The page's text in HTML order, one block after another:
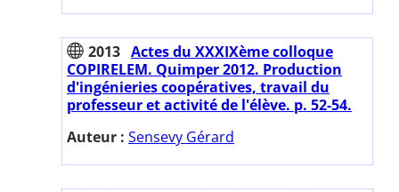
2013 Actes du XXXIXème colloque
COPIRELEM. Quimper 2012. Production
d'ingénieries coopératives, travail du
professeur et activité de l'élève. p. 52-54.
Auteur : Sensevy Gérard